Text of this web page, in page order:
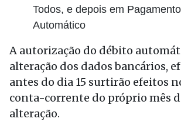
Todos, e depois em
Automático
A autorização do débito
alteração dos dados bancários,
antes do dia 15 surtirão efeitos
conta-corrente do próprio mês
alteração.